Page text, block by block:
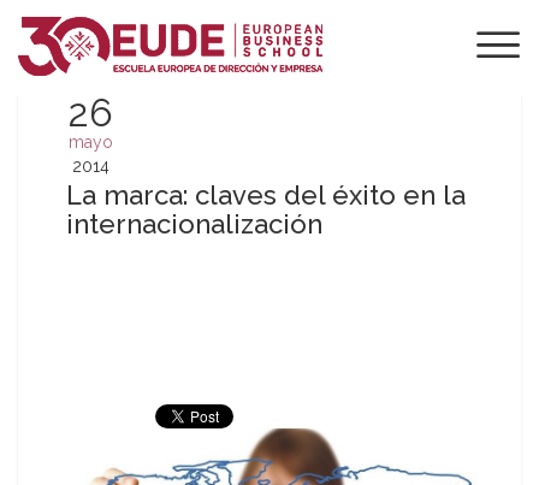
26
mayo
2014
La marca: claves del éxito en la
internacionalización